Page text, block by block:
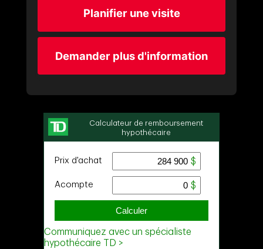
Planifier une visite
Demander plus d'information